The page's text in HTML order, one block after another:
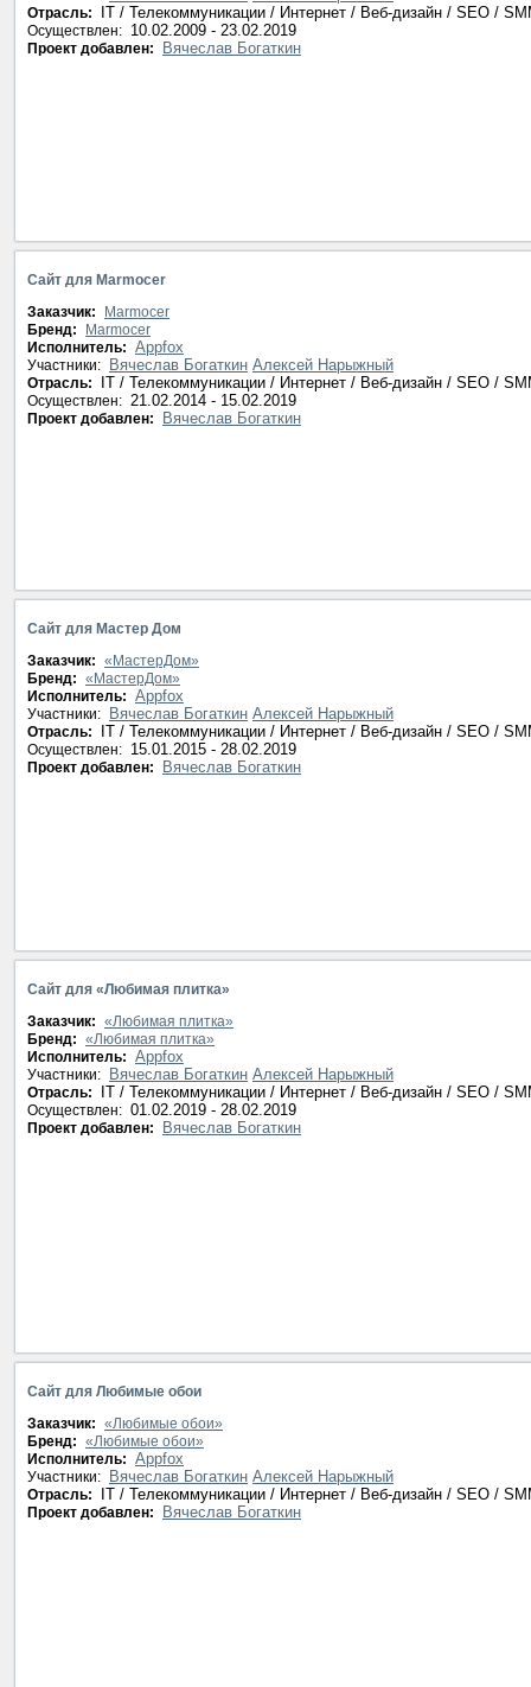
Отрасль: IT / Телекоммуникации / Интернет / Веб-дизайн / SEO /
Осуществлен: 10.02.2009 - 23.02.2019
Проект добавлен: Вячеслав Богаткин
Сайт для Marmocer
Заказчик:
Marmocer
Бренд:
Marmocer
Исполнитель: Appfox
Участники: Вячеслав Богаткин Алексей Нарыжный
Отрасль: IT / Телекоммуникации / Интернет / Веб-дизайн / SEO /
Осуществлен: 21.02.2014 - 15.02.2019
Проект добавлен: Вячеслав Богаткин
Сайт для Мастер Дом
Заказчик: «МастерДом»
Бренд: «МастерДом»
Исполнитель: Appfox
Участники: Вячеслав Богаткин Алексей Нарыжный
Отрасль: IT / Телекоммуникации / Интернет / Веб-дизайн / SEO /
Осуществлен: 15.01.2015 - 28.02.2019
Проект добавлен: Вячеслав Богаткин
Сайт для «Любимая плитка»
Заказчик: «Любимая плитка»
Бренд: «Любимая плитка»
Исполнитель: Appfox
Участники: Вячеслав Богаткин Алексей Нарыжный
Отрасль: IT / Телекоммуникации / Интернет / Веб-дизайн / SEO /
Осуществлен: 01.02.2019 - 28.02.2019
Проект добавлен: Вячеслав Богаткин
Сайт для Любимые обои
Заказчик: «Любимые обои»
Бренд: «Любимые обои»
Исполнитель: Appfox
Участники: Вячеслав Богаткин Алексей Нарыжный
Отрасль: IT / Телекоммуникации / Интернет / Веб-дизайн / SEO /
Проект добавлен: Вячеслав Богаткин